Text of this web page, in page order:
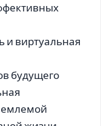
и виртуальная
будущего